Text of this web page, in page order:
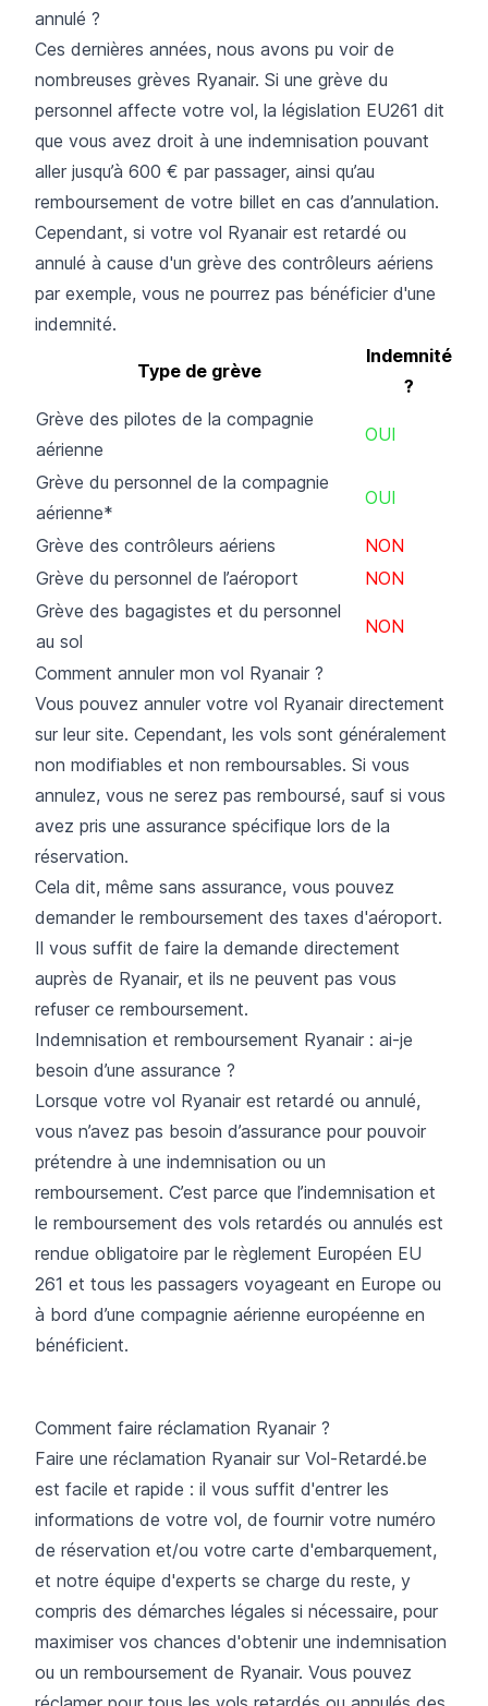
annulé ?
Ces dernières années, nous avons pu voir de
nombreuses grèves Ryanair. Si une grève du
personnel affecte votre vol, la législation EU261 dit
que vous avez droit à une indemnisation pouvant
aller jusqu’à 600 € par passager, ainsi qu’au
remboursement de votre billet en cas d’annulation.
Cependant, si votre vol Ryanair est retardé ou
annulé à cause d'un grève des contrôleurs aériens
par exemple, vous ne pourrez pas bénéficier d'une
indemnité.
Type de grève
Indemnité
?
Grève des pilotes de la compagnie
aérienne
OUI
Grève du personnel de la compagnie
aérienne*
OUI
Grève des contrôleurs aériens
NON
Grève du personnel de l’aéroport
NON
Grève des bagagistes et du personnel
au sol
NON
Comment annuler mon vol Ryanair ?
Vous pouvez annuler votre vol Ryanair directement
sur leur site. Cependant, les vols sont généralement
non modifiables et non remboursables. Si vous
annulez, vous ne serez pas remboursé, sauf si vous
avez pris une assurance spécifique lors de la
réservation.
Cela dit, même sans assurance, vous pouvez
demander le remboursement des taxes d'aéroport.
Il vous suffit de faire la demande directement
auprès de Ryanair, et ils ne peuvent pas vous
refuser ce remboursement.
Indemnisation et remboursement Ryanair : ai-je
besoin d’une assurance ?
Lorsque votre vol Ryanair est retardé ou annulé,
vous n’avez pas besoin d’assurance pour pouvoir
prétendre à une indemnisation ou un
remboursement. C’est parce que l’indemnisation et
le remboursement des vols retardés ou annulés est
rendue obligatoire par le règlement Européen EU
261 et tous les passagers voyageant en Europe ou
à bord d’une compagnie aérienne européenne en
bénéficient.
Comment faire réclamation Ryanair ?
Faire une réclamation Ryanair sur Vol-Retardé.be
est facile et rapide : il vous suffit d'entrer les
informations de votre vol, de fournir votre numéro
de réservation et/ou votre carte d'embarquement,
et notre équipe d'experts se charge du reste, y
compris des démarches légales si nécessaire, pour
maximiser vos chances d'obtenir une indemnisation
ou un remboursement de Ryanair. Vous pouvez